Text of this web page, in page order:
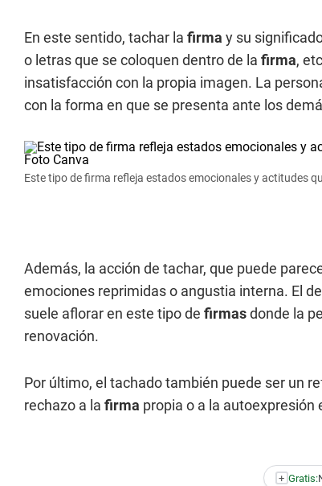
En este sentido, tachar la firma y su
o letras que se coloquen dentro de la firma,
insatisfacción con la propia imagen. La
con la forma en que se presenta ante los
Este tipo de firma refleja estados emocionales y actitudes
Además, la acción de tachar, que puede
emociones reprimidas o angustia interna. El
suele aflorar en este tipo de firmasdonde la
renovación.
Por último, el tachado también puede ser un
rechazo a la firma propia o a la autoexpresión
+ Gratis: